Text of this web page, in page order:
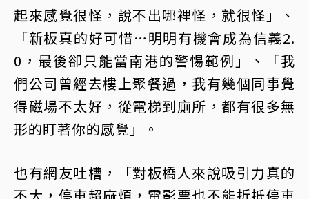
起來感覺很怪，說不出哪裡怪，就很怪」、
「新板真的好可惜…明明有機會成為信義2.
0，最後卻只能當南港的警惕範例」、「我
們公司曾經去樓上聚餐過，我有幾個同事覺
得磁場不太好，從電梯到廁所，都有很多無
形的盯著你的感覺」。
也有網友吐槽，「對板橋人來說吸引力真的